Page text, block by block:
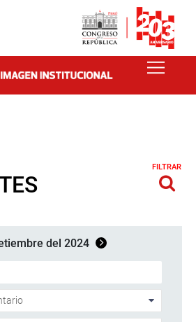
FILTRAR
del 2024